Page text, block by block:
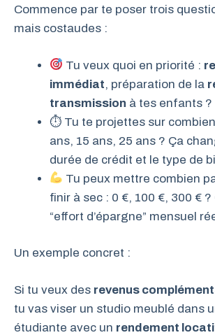
Commence par te poser trois
mais costaudes :
Tu veux quoi en priorité :
immédiat, préparation de la
transmission à tes enfants ?
⏱ Tu te projettes sur
ans, 15 ans, 25 ans ? Ça
durée de crédit et le type de
Tu peux mettre combien
finir à sec : 0 €, 100 €, 300 € ?
“effort d’épargne” mensuel
Un exemple concret :
Si tu veux des revenus
tu vas viser un studio meublé dans
étudiante avec un rendement